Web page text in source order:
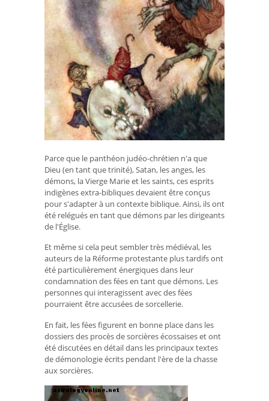
Parce que le panthéon judéo-chrétien n'a que
Dieu (en tant que trinité), Satan, les anges, les
démons, la Vierge Marie et les saints, ces esprits
indigènes extra-bibliques devaient être conçus
pour s'adapter à un contexte biblique. Ainsi, ils ont
été relégués en tant que démons par les dirigeants
de l'Église.
Et même si cela peut sembler très médiéval, les
auteurs de la Réforme protestante plus tardifs ont
été particulièrement énergiques dans leur
condamnation des fées en tant que démons. Les
personnes qui interagissent avec des fées
pourraient être accusées de sorcellerie.
En fait, les fées figurent en bonne place dans les
dossiers des procès de sorcières écossaises et ont
été discutées en détail dans les principaux textes
de démonologie écrits pendant l'ère de la chasse
aux sorcières.